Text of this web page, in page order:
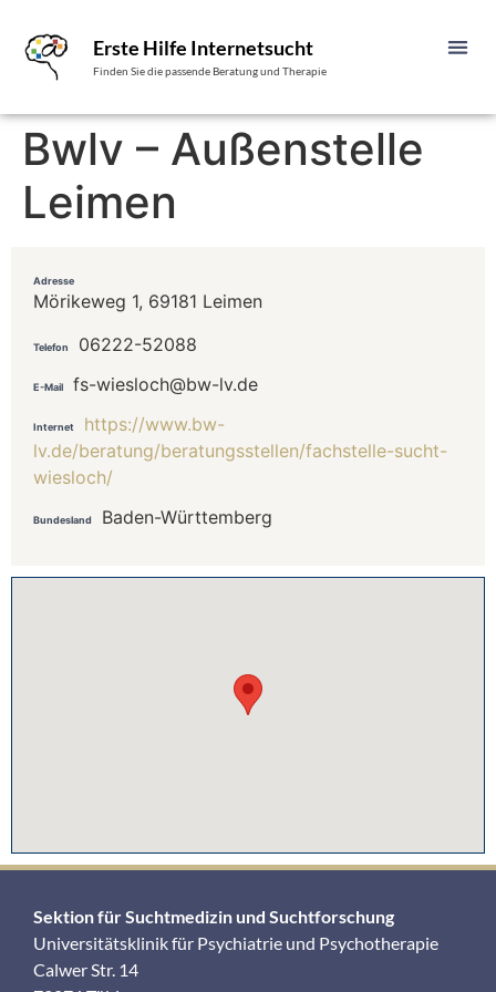
Erste Hilfe Internetsucht
Finden Sie die passende Beratung und Therapie
Bwlv – Außenstelle
Leimen
Adresse
Mörikeweg 1, 69181 Leimen
Telefon 06222-52088
E-Mail fs-wiesloch@bw-lv.de
Internet
https://www.bw-
lv.de/beratung/beratungsstellen/fachstelle-sucht-
wiesloch/
Bundesland Baden-Württemberg
Sektion für Suchtmedizin und Suchtforschung
Universitätsklinik für Psychiatrie und Psychotherapie
Calwer Str. 14